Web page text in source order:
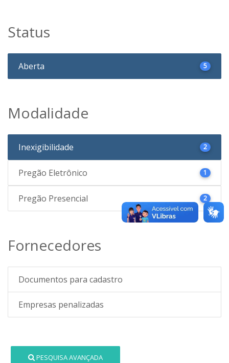
Status
Aberta 5
Modalidade
Inexigibilidade 2
Pregão Eletrônico 1
Pregão Presencial 2
Fornecedores
Documentos para cadastro
Empresas penalizadas
PESQUISA AVANÇADA